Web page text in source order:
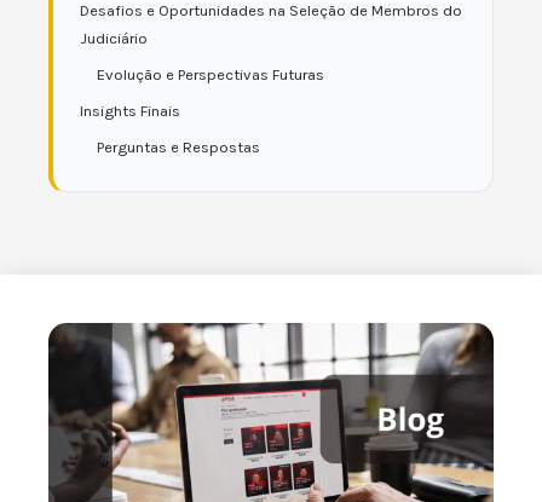
Desafios e Oportunidades na Seleção de Membros do
Judiciário
Evolução e Perspectivas Futuras
Insights Finais
Perguntas e Respostas